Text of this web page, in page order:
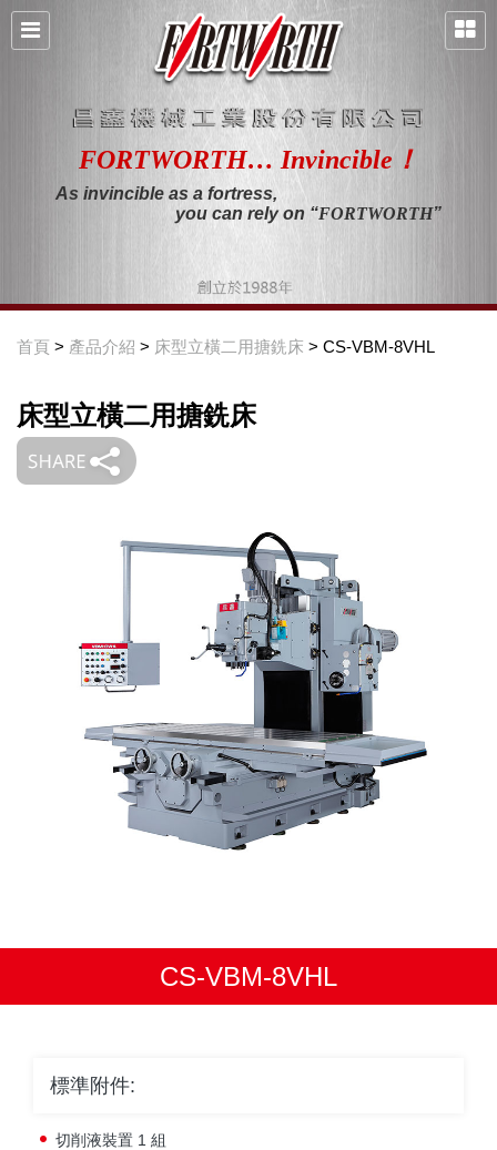
FORTWORTH… Invincible！
As invincible as a fortress,
you can rely on “FORTWORTH”
首頁 > 產品介紹 > 床型立橫二用搪銑床 > CS-VBM-8VHL
床型立橫二用搪銑床
CS-VBM-8VHL
標準附件:
切削液裝置 1 組